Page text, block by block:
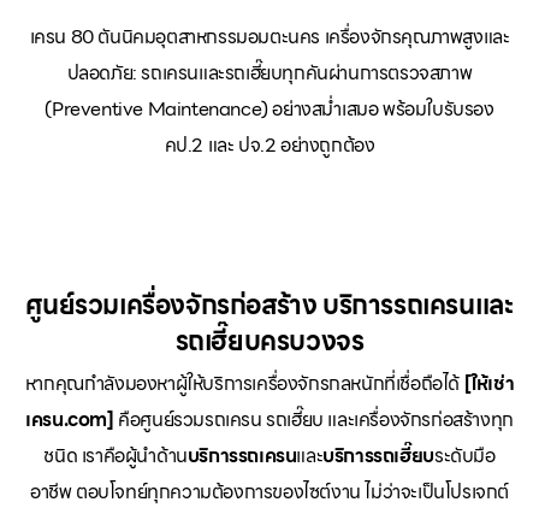
เครน 80 ตันนิคมอุตสาหกรรมอมตะนคร เครื่องจักรคุณภาพสูงและ
ปลอดภัย: รถเครนและรถเฮี๊ยบทุกคันผ่านการตรวจสภาพ
(Preventive Maintenance) อย่างสม่ำเสมอ พร้อมใบรับรอง
คป.2 และ ปจ.2 อย่างถูกต้อง
ศูนย์รวมเครื่องจักรก่อสร้าง บริการรถเครนและ
รถเฮี๊ยบครบวงจร
หากคุณกำลังมองหาผู้ให้บริการเครื่องจักรกลหนักที่เชื่อถือได้ [ให้เช่า
เครน.com] คือศูนย์รวมรถเครน รถเฮี๊ยบ และเครื่องจักรก่อสร้างทุก
ชนิด เราคือผู้นำด้านบริการรถเครนและบริการรถเฮี๊ยบระดับมือ
อาชีพ ตอบโจทย์ทุกความต้องการของไซต์งาน ไม่ว่าจะเป็นโปรเจกต์